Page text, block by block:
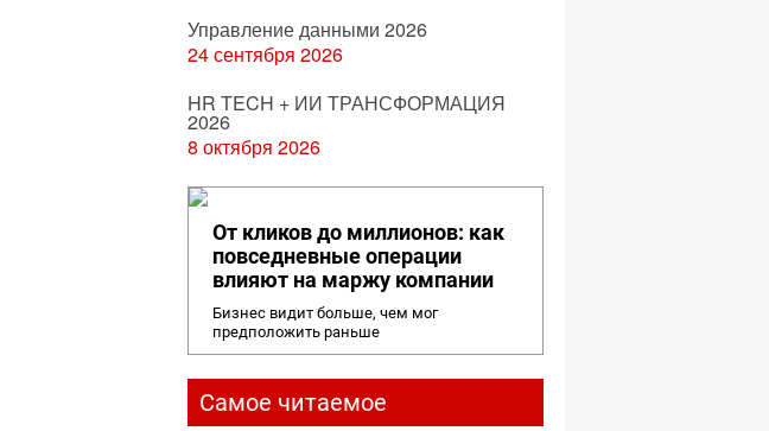
Управление данными 2026
24 сентября 2026
HR TECH + ИИ ТРАНСФОРМАЦИЯ
2026
8 октября 2026
От кликов до миллионов: как
повседневные операции
влияют на маржу компании
Бизнес видит больше, чем мог
предположить раньше
Самое читаемое